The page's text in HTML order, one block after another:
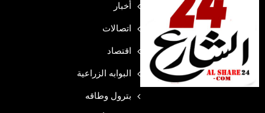
أخبار
اتصالات
اقتصاد
البوابه الزراعية
بترول وطاقه